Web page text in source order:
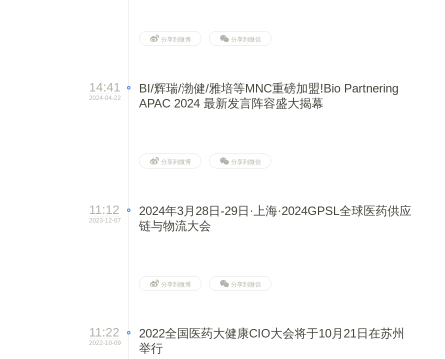
分享到微博 分享到微信
BI/辉瑞/渤健/雅培等MNC重磅加盟!Bio Partnering
APAC 2024 最新发言阵容盛大揭幕
分享到微博 分享到微信
14:41
2024-04-22
2024年3月28日-29日·上海·2024GPSL全球医药供应
链与物流大会
分享到微博 分享到微信
11:12
2023-12-07
2022全国医药大健康CIO大会将于10月21日在苏州
举行
11:22
2022-10-09